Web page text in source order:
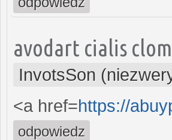
avodart cialis
InvotsSon
<a href=https://
odpowiedz